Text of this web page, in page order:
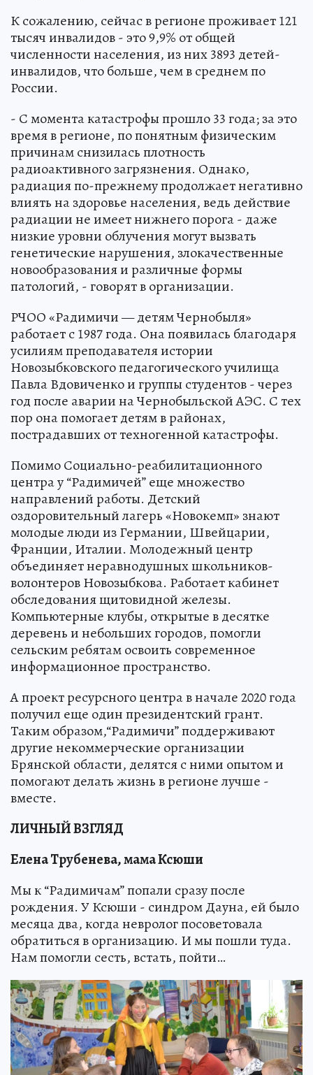
К сожалению, сейчас в регионе проживает 121
тысяч инвалидов - это 9,9% от общей
численности населения, из них 3893 детей-
инвалидов, что больше, чем в среднем по
России.
- С момента катастрофы прошло 33 года; за это
время в регионе, по понятным физическим
причинам снизилась плотность
радиоактивного загрязнения. Однако,
радиация по-прежнему продолжает негативно
влиять на здоровье населения, ведь действие
радиации не имеет нижнего порога - даже
низкие уровни облучения могут вызвать
генетические нарушения, злокачественные
новообразования и различные формы
патологий, - говорят в организации.
РЧОО «Радимичи — детям Чернобыля»
работает с 1987 года. Она появилась благодаря
усилиям преподавателя истории
Новозыбковского педагогического училища
Павла Вдовиченко и группы студентов - через
год после аварии на Чернобыльской АЭС. С тех
пор она помогает детям в районах,
пострадавших от техногенной катастрофы.
Помимо Социально-реабилитационного
центра у “Радимичей” еще множество
направлений работы. Детский
оздоровительный лагерь «Новокемп» знают
молодые люди из Германии, Швейцарии,
Франции, Италии. Молодежный центр
объединяет неравнодушных школьников-
волонтеров Новозыбкова. Работает кабинет
обследования щитовидной железы.
Компьютерные клубы, открытые в десятке
деревень и небольших городов, помогли
сельским ребятам освоить современное
информационное пространство.
А проект ресурсного центра в начале 2020 года
получил еще один президентский грант.
Таким образом,“Радимичи” поддерживают
другие некоммерческие организации
Брянской области, делятся с ними опытом и
помогают делать жизнь в регионе лучше -
вместе.
ЛИЧНЫЙ ВЗГЛЯД
Елена Трубенева, мама Ксюши
Мы к “Радимичам” попали сразу после
рождения. У Ксюши - синдром Дауна, ей было
месяца два, когда невролог посоветовала
обратиться в организацию. И мы пошли туда.
Нам помогли сесть, встать, пойти…